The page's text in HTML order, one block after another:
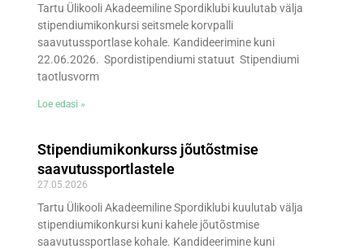
Tartu Ülikooli Akadeemiline Spordiklubi kuulutab välja
stipendiumikonkursi seitsmele korvpalli
saavutussportlase kohale. Kandideerimine kuni
22.06.2026. Spordistipendiumi statuut Stipendiumi
taotlusvorm
Loe edasi »
Stipendiumikonkurss jõutõstmise
saavutussportlastele
27.05.2026
Tartu Ülikooli Akadeemiline Spordiklubi kuulutab välja
stipendiumikonkursi kuni kahele jõutõstmise
saavutussportlase kohale. Kandideerimine kuni